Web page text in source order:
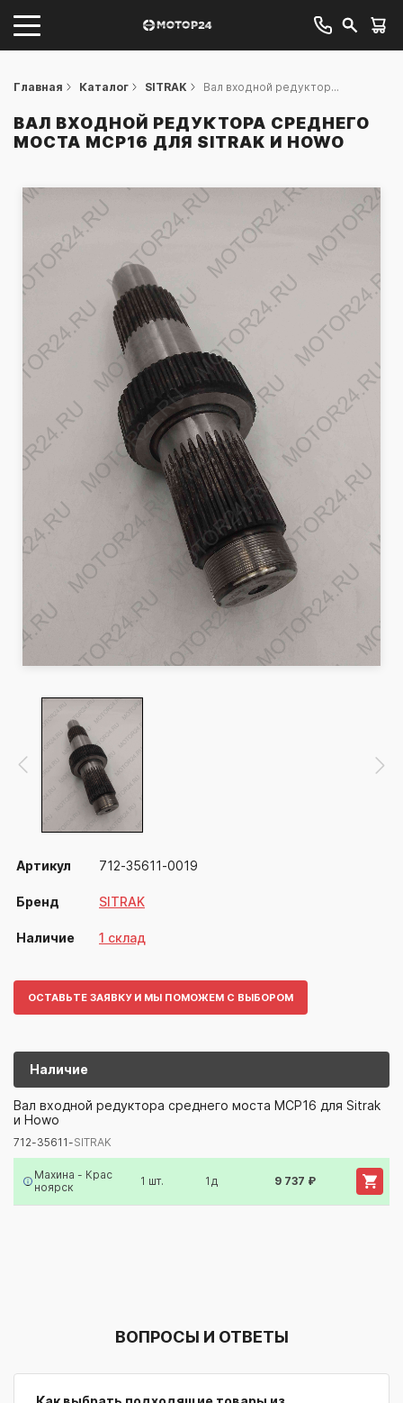
Главная Каталог SITRAK Вал входной редуктор...
ВАЛ ВХОДНОЙ РЕДУКТОРА СРЕДНЕГО
МОСТА MCP16 ДЛЯ SITRAK И HOWO
Артикул 712-35611-0019
Бренд SITRAK
Наличие 1 склад
ОСТАВЬТЕ ЗАЯВКУ И МЫ ПОМОЖЕМ С ВЫБОРОМ
Наличие
Артикул/Бренд
712-35611-SITRAK
Вал входной редуктора среднего моста MCP16 для Sitrak
и Howo
712-35611-SITRAK
Махина - Крас
ноярск
1 шт. 1д 9 737 ₽
ВОПРОСЫ И ОТВЕТЫ